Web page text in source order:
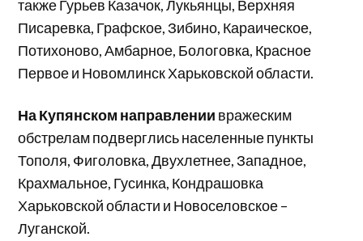
также Гурьев Казачок, Лукьянцы, Верхняя
Писаревка, Графское, Зибино, Караическое,
Потихоново, Амбарное, Бологовка, Красное
Первое и Новомлинск Харьковской области.
На Купянском направлении вражеским
обстрелам подверглись населенные пункты
Тополя, Фиголовка, Двухлетнее, Западное,
Крахмальное, Гусинка, Кондрашовка
Харьковской области и Новоселовское –
Луганской.